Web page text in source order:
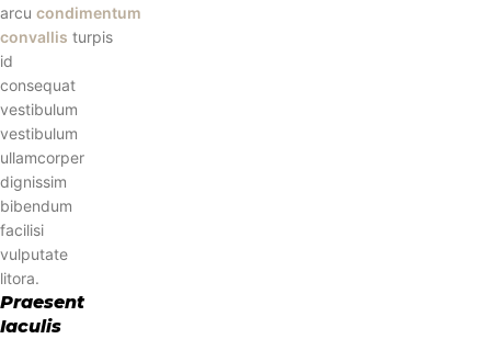
arcu condimentum
convallis turpis
id
consequat
vestibulum
vestibulum
ullamcorper
dignissim
bibendum
facilisi
vulputate
litora.
Praesent
Iaculis